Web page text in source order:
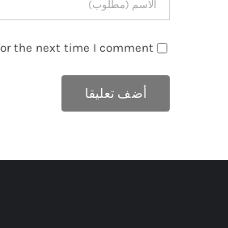
the next time I comment.